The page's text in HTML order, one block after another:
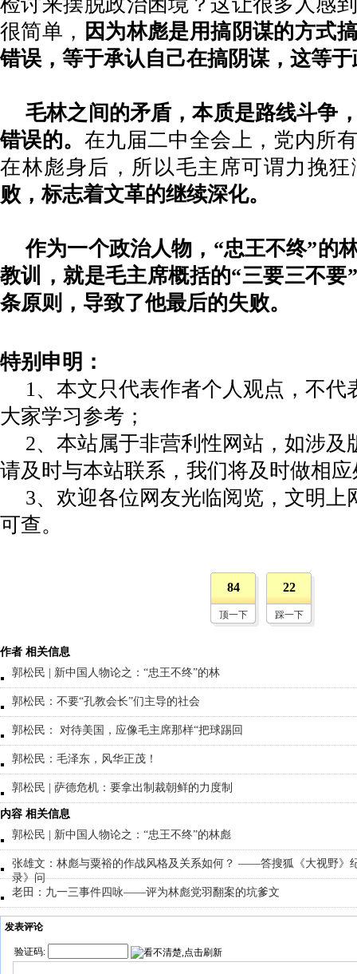
很简单， 因为林彪是用搞阴谋的方式
错误，等于承认自己在搞阴谋，这等
毛林之间的矛盾，本质是路线斗争
错误的。 在九届二中全会上，党内所
在林彪身后，所以毛主席可谓力挽狂
败，标志着文革的继续深化。
作为一个政治人物， “忠王不终”的
教训，就是毛主席概括的“三要三不要
条原则，导致了他最后的失败。
特别申明：
1、本文只代表作者个人观点，不代
大家学习参考；
2、本站属于非营利性网站，如涉及
请及时与本站联系，我们将及时做相
3、欢迎各位网友光临阅览，文明上
可查。
84
顶一下
22
踩一下
作者 相关信息
郭松民 | 新中国人物论之：“忠王不终”的林
郭松民：不要“孔教会长”们主导的社会
郭松民： 对待美国，应像毛主席那样“把球踢回
郭松民：毛泽东，风华正茂！
郭松民 | 萨德危机：要拿出制裁朝鲜的力度制
内容 相关信息
郭松民 | 新中国人物论之：“忠王不终”的林彪
张雄文：林彪与粟裕的作战风格及关系如何？ ——答搜狐《大视野
录》问
老田：九一三事件四咏——评为林彪党羽翻案的坑爹文
发表评论
验证码: